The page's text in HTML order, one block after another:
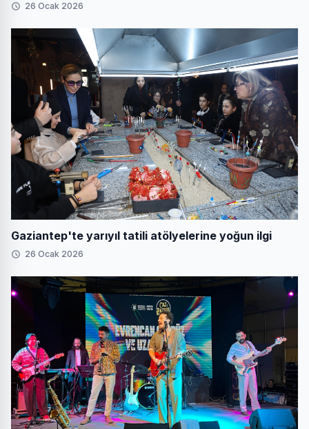
26 Ocak 2026
Gaziantep'te yarıyıl tatili atölyelerine yoğun ilgi
26 Ocak 2026